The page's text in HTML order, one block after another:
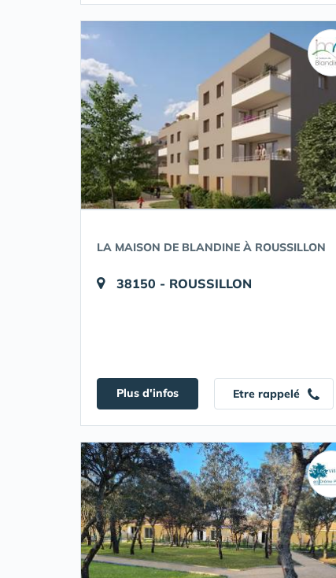
LA MAISON DE BLANDINE À ROUSSILLON
38150 - ROUSSILLON
Plus d'infos Etre rappelé